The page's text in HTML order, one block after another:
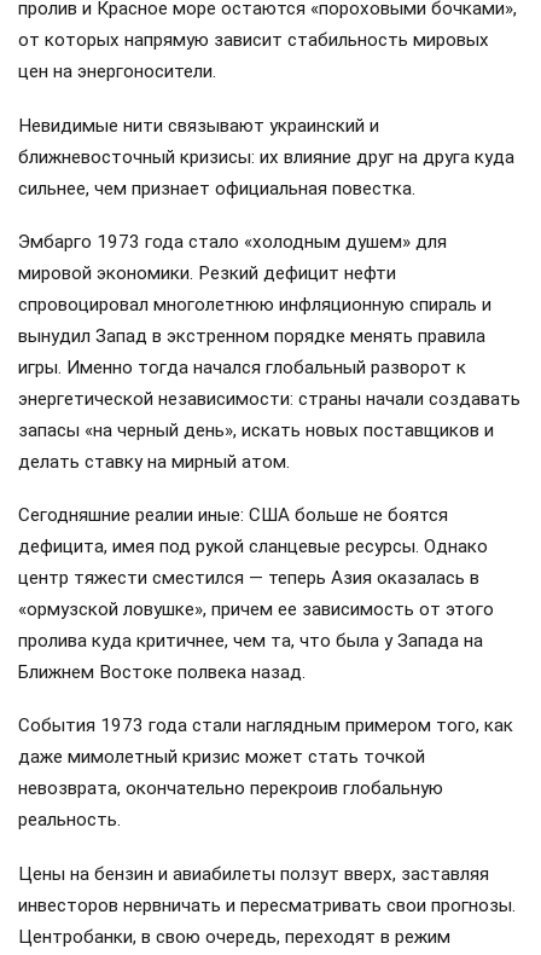
пролив и Красное море остаются «пороховыми бочками»,
от которых напрямую зависит стабильность мировых
цен на энергоносители.
Невидимые нити связывают украинский и
ближневосточный кризисы: их влияние друг на друга куда
сильнее, чем признает официальная повестка.
Эмбарго 1973 года стало «холодным душем» для
мировой экономики. Резкий дефицит нефти
спровоцировал многолетнюю инфляционную спираль и
вынудил Запад в экстренном порядке менять правила
игры. Именно тогда начался глобальный разворот к
энергетической независимости: страны начали создавать
запасы «на черный день», искать новых поставщиков и
делать ставку на мирный атом.
Сегодняшние реалии иные: США больше не боятся
дефицита, имея под рукой сланцевые ресурсы. Однако
центр тяжести сместился — теперь Азия оказалась в
«ормузской ловушке», причем ее зависимость от этого
пролива куда критичнее, чем та, что была у Запада на
Ближнем Востоке полвека назад.
События 1973 года стали наглядным примером того, как
даже мимолетный кризис может стать точкой
невозврата, окончательно перекроив глобальную
реальность.
Цены на бензин и авиабилеты ползут вверх, заставляя
инвесторов нервничать и пересматривать свои прогнозы.
Центробанки, в свою очередь, переходят в режим